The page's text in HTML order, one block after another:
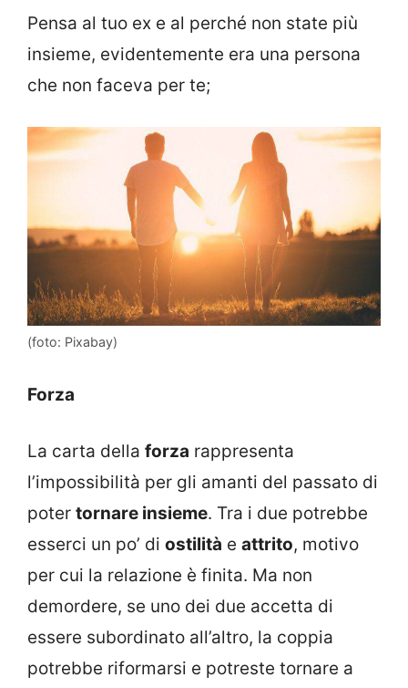
Pensa al tuo ex e al perché non state più
insieme, evidentemente era una persona
che non faceva per te;
(foto: Pixabay)
Forza
La carta della forza rappresenta
l’impossibilità per gli amanti del passato di
poter tornare insieme. Tra i due potrebbe
esserci un po’ di ostilità e attrito, motivo
per cui la relazione è finita. Ma non
demordere, se uno dei due accetta di
essere subordinato all’altro, la coppia
potrebbe riformarsi e potreste tornare a